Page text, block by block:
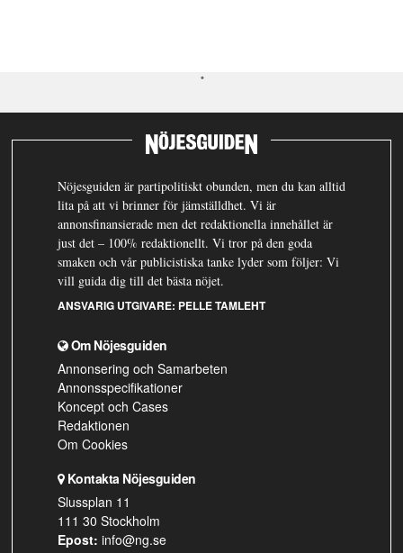
Nöjesguiden är partipolitiskt obunden, men du kan alltid
lita på att vi brinner för jämställdhet. Vi är
annonsfinansierade men det redaktionella innehållet är
just det – 100% redaktionellt. Vi tror på den goda
smaken och vår publicistiska tanke lyder som följer: Vi
vill guida dig till det bästa nöjet.
ANSVARIG UTGIVARE: PELLE TAMLEHT
Om Nöjesguiden
Annonsering och Samarbeten
Annonsspecifikationer
Koncept och Cases
Redaktionen
Om Cookies
Kontakta Nöjesguiden
Slussplan 11
111 30 Stockholm
Epost: info@ng.se